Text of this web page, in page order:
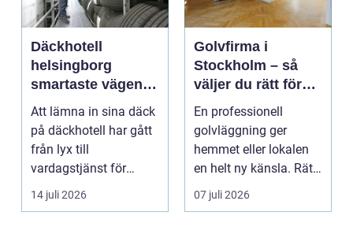
Däckhotell
helsingborg
smartaste vägen
till säkra hjulskift
Att lämna in sina däck
på däckhotell har gått
från lyx till
vardagstjänst för
många bilägare. I
Hels...
14 juli 2026
Golvfirma i
Stockholm – så
väljer du rätt för
ett hållbart golv
En professionell
golvläggning ger
hemmet eller lokalen
en helt ny känsla. Rätt
materi...
07 juli 2026